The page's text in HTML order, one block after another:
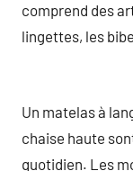
comprend des
lingettes, les
Un matelas à
chaise haute
quotidien. Les